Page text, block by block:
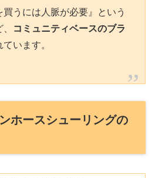
買うには人脈が必要』という
コミュニティベースのブラ
います。
ホースシューリングの